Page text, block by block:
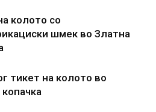
колото со
шмек во Златна
тикет на колото во